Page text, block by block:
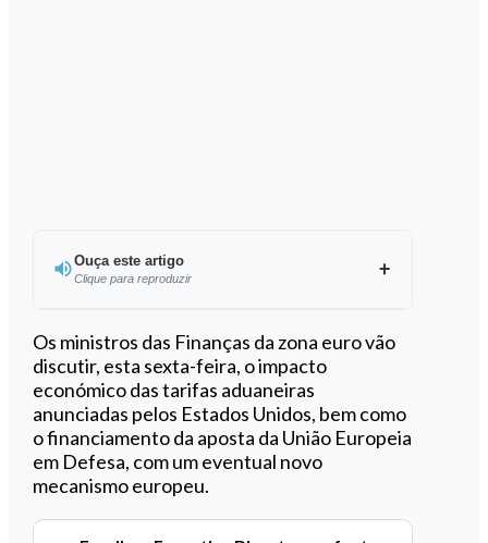
Ouça este artigo
Clique para reproduzir
Ouvir este artigo
Os ministros das Finanças da zona euro vão
discutir, esta sexta-feira, o impacto
económico das tarifas aduaneiras
anunciadas pelos Estados Unidos, bem como
o financiamento da aposta da União Europeia
em Defesa, com um eventual novo
mecanismo europeu.